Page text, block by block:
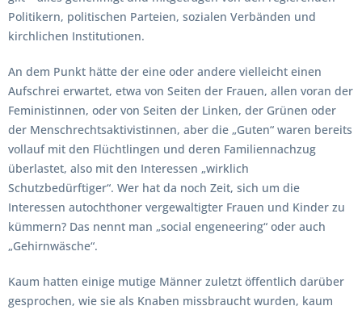
Politikern, politischen Parteien, sozialen Verbänden und
kirchlichen Institutionen.
An dem Punkt hätte der eine oder andere vielleicht einen
Aufschrei erwartet, etwa von Seiten der Frauen, allen voran der
Feministinnen, oder von Seiten der Linken, der Grünen oder
der Menschrechtsaktivistinnen, aber die „Guten“ waren bereits
vollauf mit den Flüchtlingen und deren Familiennachzug
überlastet, also mit den Interessen „wirklich
Schutzbedürftiger“. Wer hat da noch Zeit, sich um die
Interessen autochthoner vergewaltigter Frauen und Kinder zu
kümmern? Das nennt man „social engeneering“ oder auch
„Gehirnwäsche“.
Kaum hatten einige mutige Männer zuletzt öffentlich darüber
gesprochen, wie sie als Knaben missbraucht wurden, kaum